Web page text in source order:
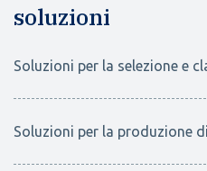
soluzioni
Soluzioni per la selezione e
Soluzioni per la produzione